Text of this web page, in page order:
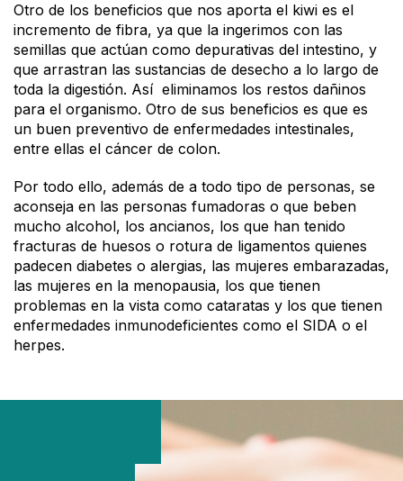
Otro de los beneficios que nos aporta el kiwi es el
incremento de fibra, ya que la ingerimos con las
semillas que actúan como depurativas del intestino, y
que arrastran las sustancias de desecho a lo largo de
toda la digestión. Así eliminamos los restos dañinos
para el organismo. Otro de sus beneficios es que es
un buen preventivo de enfermedades intestinales,
entre ellas el cáncer de colon.
Por todo ello, además de a todo tipo de personas, se
aconseja en las personas fumadoras o que beben
mucho alcohol, los ancianos, los que han tenido
fracturas de huesos o rotura de ligamentos quienes
padecen diabetes o alergias, las mujeres embarazadas,
las mujeres en la menopausia, los que tienen
problemas en la vista como cataratas y los que tienen
enfermedades inmunodeficientes como el SIDA o el
herpes.